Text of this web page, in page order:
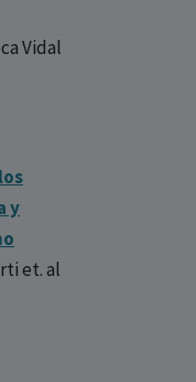
Vidal
y
et. al